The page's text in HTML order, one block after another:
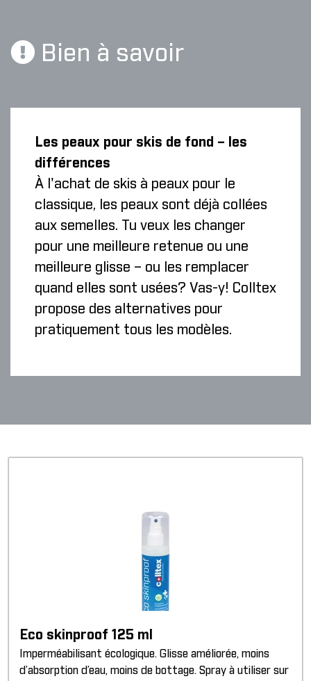
Bien à savoir
Les peaux pour skis de fond – les
différences
À l'achat de skis à peaux pour le
classique, les peaux sont déjà collées
aux semelles. Tu veux les changer
pour une meilleure retenue ou une
meilleure glisse – ou les remplacer
quand elles sont usées? Vas-y! Colltex
propose des alternatives pour
pratiquement tous les modèles.
Eco skinproof 125 ml
Imperméabilisant écologique. Glisse améliorée, moins
d’absorption d’eau, moins de bottage. Spray à utiliser sur